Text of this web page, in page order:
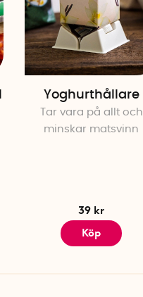
Yoghurthållare
Tar vara på allt och
minskar matsvinn
39 kr
Köp